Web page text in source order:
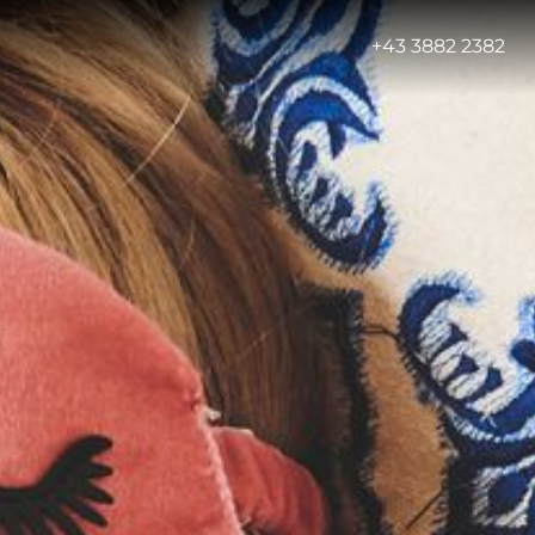
+43 3882 2382